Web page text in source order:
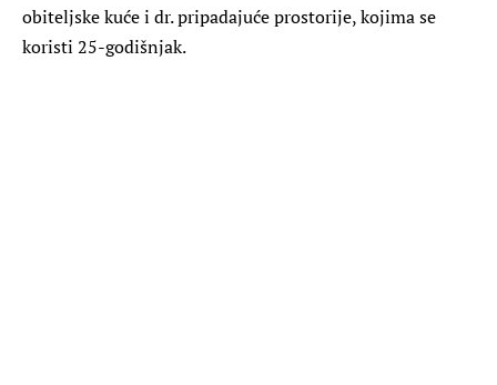
obiteljske kuće i dr. pripadajuće prostorije, kojima se
koristi 25-godišnjak.